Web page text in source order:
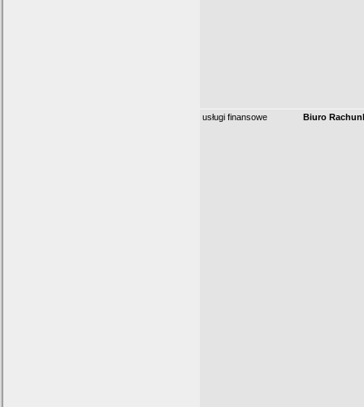
usługi finansowe Biuro